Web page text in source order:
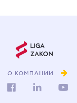
О КОМПАНИИ